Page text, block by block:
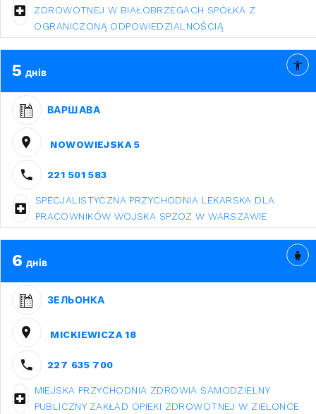
ZDROWOTNEJ W BIAŁOBRZEGACH SPÓŁKA Z
OGRANICZONĄ ODPOWIEDZIALNOŚCIĄ
5 днів
ВАРШАВА
NOWOWIEJSKA 5
221 501 583
SPECJALISTYCZNA PRZYCHODNIA LEKARSKA DLA
PRACOWNIKÓW WOJSKA SPZOZ W WARSZAWIE
6 днів
ЗЕЛЬОНКА
MICKIEWICZA 18
227 635 700
MIEJSKA PRZYCHODNIA ZDROWIA SAMODZIELNY
PUBLICZNY ZAKŁAD OPIEKI ZDROWOTNEJ W ZIELONCE